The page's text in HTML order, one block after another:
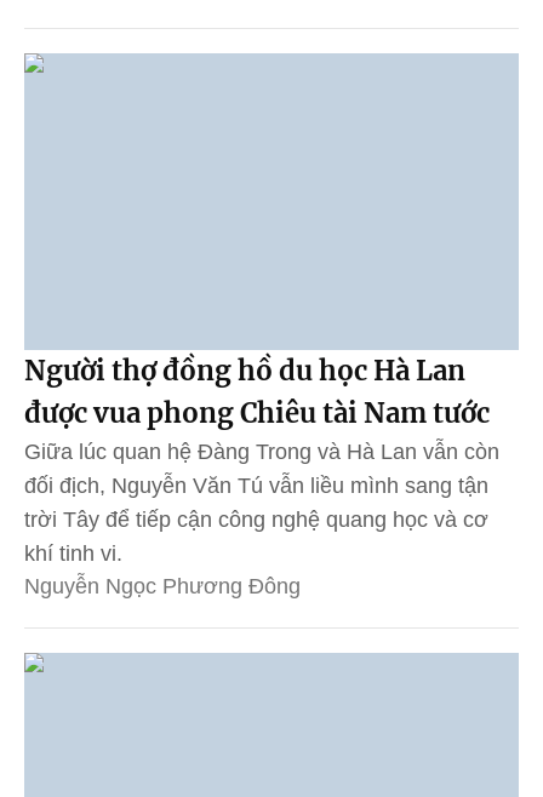
Người thợ đồng hồ du học Hà Lan
được vua phong Chiêu tài Nam tước
Giữa lúc quan hệ Đàng Trong và Hà Lan vẫn còn
đối địch, Nguyễn Văn Tú vẫn liều mình sang tận
trời Tây để tiếp cận công nghệ quang học và cơ
khí tinh vi.
Nguyễn Ngọc Phương Đông